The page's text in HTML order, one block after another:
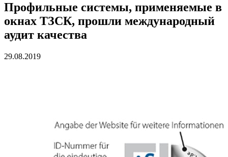
Профильные системы, применяемые в
окнах ТЗСК, прошли международный
аудит качества
29.08.2019